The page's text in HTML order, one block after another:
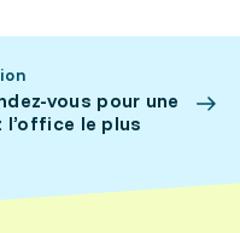
vous pour une
le plus